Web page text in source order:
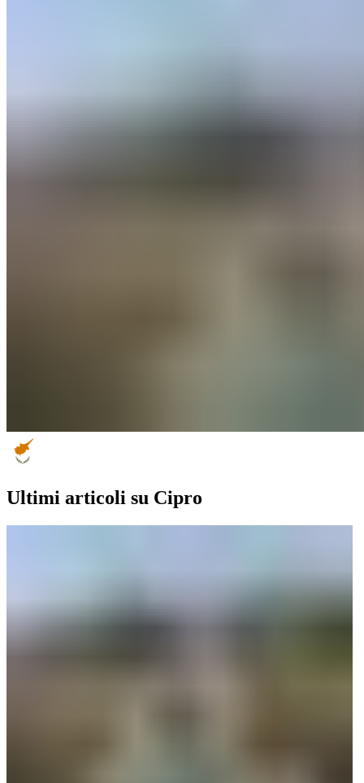
Ultimi articoli su Cipro